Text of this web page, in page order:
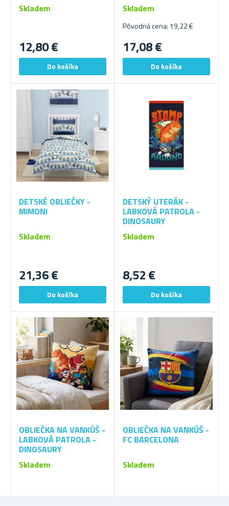
12,80 €
Skladem
Pôvodná cena: 19,22 €
17,08 €
Skladem
DETSKÉ OBLIEČKY -
MIMONI
21,36 €
Skladem
DETSKÝ UTERÁK -
LABKOVÁ PATROLA -
DINOSAURY
8,52 €
Skladem
OBLIEČKA NA VANKÚŠ -
LABKOVÁ PATROLA -
DINOSAURY
Skladem
OBLIEČKA NA VANKÚŠ -
FC BARCELONA
Skladem